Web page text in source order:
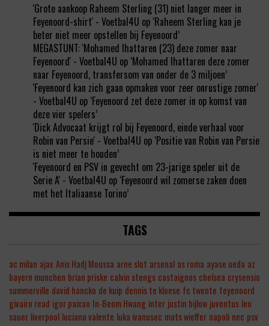
'Grote aankoop Raheem Sterling (31) niet langer meer in
Feyenoord-shirt' - Voetbal4U op ‘Raheem Sterling kan je
beter niet meer opstellen bij Feyenoord’
MEGASTUNT: 'Mohamed Ihattaren (23) deze zomer naar
Feyenoord' - Voetbal4U op ‘Mohamed Ihattaren deze zomer
naar Feyenoord, transfersom van onder de 3 miljoen’
'Feyenoord kan zich gaan opmaken voor zeer onrustige zomer'
- Voetbal4U op ‘Feyenoord zet deze zomer in op komst van
deze vier spelers’
'Dick Advocaat krijgt rol bij Feyenoord, einde verhaal voor
Robin van Persie' - Voetbal4U op ‘Positie van Robin van Persie
is niet meer te houden’
'Feyenoord en PSV in gevecht om 23-jarige speler uit de
Serie A' - Voetbal4U op ‘Feyenoord wil zomerse zaken doen
met het Italiaanse Torino’
TAGS
ac milan ajax Anis Hadj Moussa arne slot arsenal as roma ayase ueda az
bayern munchen brian priske calvin stengs castaignos chelsea crysensio
summerville david hancko de kuip dennis te kloese fc twente feyenoord
givairo read igor paixao In-Beom Hwang inter justin bijlow juventus leo
sauer liverpool luciano valente luka ivanusec mats wieffer napoli nec psv